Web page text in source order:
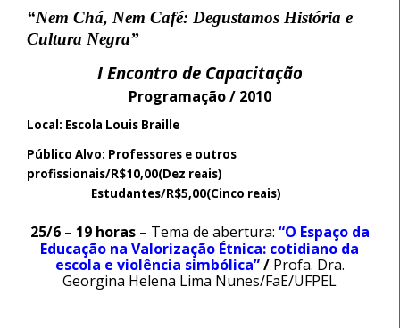
“Nem Chá, Nem Café: Degustamos História e
Cultura Negra”
I Encontro de Capacitação
Programação / 2010
Local: Escola Louis Braille
Público Alvo: Professores e outros
profissionais/R$10,00(Dez reais)
Estudantes/R$5,00(Cinco reais)
25/6 – 19 horas – Tema de abertura: “O Espaço da
Educação na Valorização Étnica: cotidiano da
escola e violência simbólica”/ Profa. Dra.
Georgina Helena Lima Nunes/FaE/UFPEL